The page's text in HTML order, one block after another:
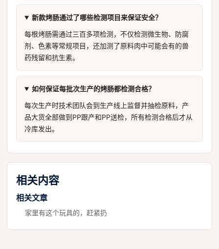
新款烤肠通过了哪些检测项目来保证安全？
每根烤肠需通过三百多项检测，不仅检测微生物、防腐
剂、色素等常规项目，还加测了原料肉中可能会有的兽
药残留和抗生素。
如何保证每批次生产的烤肠都检测合格？
每次生产时技术团队会到生产线上监督并抽检原料，产
品大货全部做到PP跟产和PP送检，所有检测合格后才从
冷库发出。
相关内容
相关文章
家里有这个玩具的，赶紧扔